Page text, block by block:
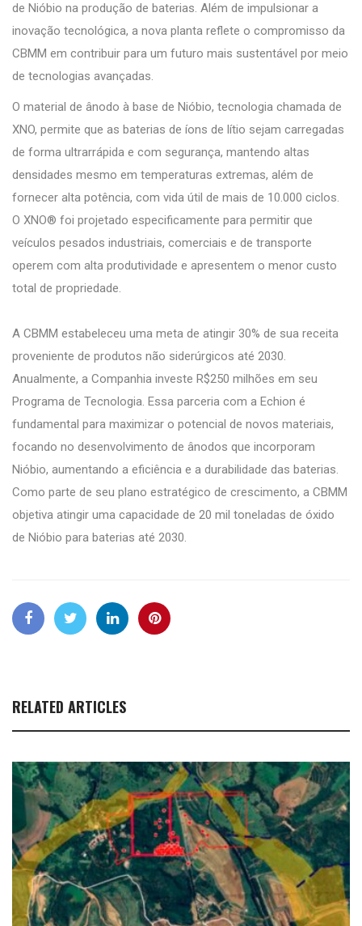
de Nióbio na produção de baterias. Além de impulsionar a
inovação tecnológica, a nova planta reflete o compromisso da
CBMM em contribuir para um futuro mais sustentável por meio
de tecnologias avançadas.
O material de ânodo à base de Nióbio, tecnologia chamada de
XNO, permite que as baterias de íons de lítio sejam carregadas
de forma ultrarrápida e com segurança, mantendo altas
densidades mesmo em temperaturas extremas, além de
fornecer alta potência, com vida útil de mais de 10.000 ciclos.
O XNO® foi projetado especificamente para permitir que
veículos pesados industriais, comerciais e de transporte
operem com alta produtividade e apresentem o menor custo
total de propriedade.
A CBMM estabeleceu uma meta de atingir 30% de sua receita
proveniente de produtos não siderúrgicos até 2030.
Anualmente, a Companhia investe R$250 milhões em seu
Programa de Tecnologia. Essa parceria com a Echion é
fundamental para maximizar o potencial de novos materiais,
focando no desenvolvimento de ânodos que incorporam
Nióbio, aumentando a eficiência e a durabilidade das baterias.
Como parte de seu plano estratégico de crescimento, a CBMM
objetiva atingir uma capacidade de 20 mil toneladas de óxido
de Nióbio para baterias até 2030.
RELATED ARTICLES